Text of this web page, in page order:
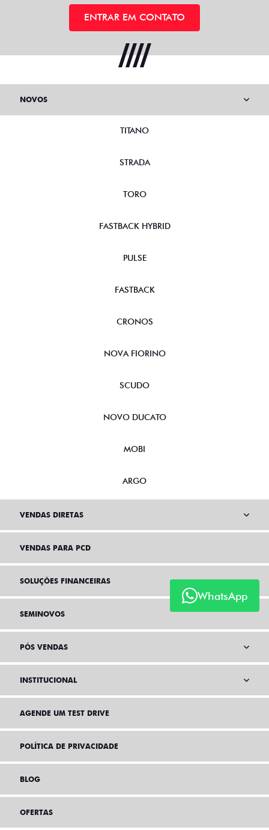
ENTRAR EM CONTATO
WhatsApp
NOVOS
TITANO
STRADA
TORO
FASTBACK HYBRID
PULSE
FASTBACK
CRONOS
NOVA FIORINO
SCUDO
NOVO DUCATO
MOBI
ARGO
VENDAS DIRETAS
VENDAS PARA PCD
SOLUÇÕES FINANCEIRAS
SEMINOVOS
PÓS VENDAS
INSTITUCIONAL
AGENDE UM TEST DRIVE
POLÍTICA DE PRIVACIDADE
BLOG
OFERTAS